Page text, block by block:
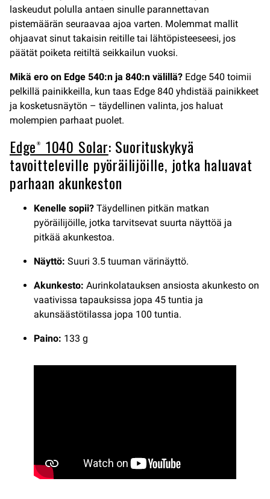
laskeudut polulla antaen sinulle parannettavan
pistemäärän seuraavaa ajoa varten. Molemmat mallit
ohjaavat sinut takaisin reitille tai lähtöpisteeseesi, jos
päätät poiketa reitiltä seikkailun vuoksi.
Mikä ero on Edge 540:n ja 840:n välillä? Edge 540 toimii
pelkillä painikkeilla, kun taas Edge 840 yhdistää painikkeet
ja kosketusnäytön – täydellinen valinta, jos haluat
molempien parhaat puolet.
Edge® 1040 Solar: Suorituskykyä
tavoitteleville pyöräilijöille, jotka haluavat
parhaan akunkeston
Kenelle sopii? Täydellinen pitkän matkan
pyöräilijöille, jotka tarvitsevat suurta näyttöä ja
pitkää akunkestoa.
Näyttö: Suuri 3.5 tuuman värinäyttö.
Akunkesto: Aurinkolatauksen ansiosta akunkesto on
vaativissa tapauksissa jopa 45 tuntia ja
akunsäästötilassa jopa 100 tuntia.
Paino: 133 g